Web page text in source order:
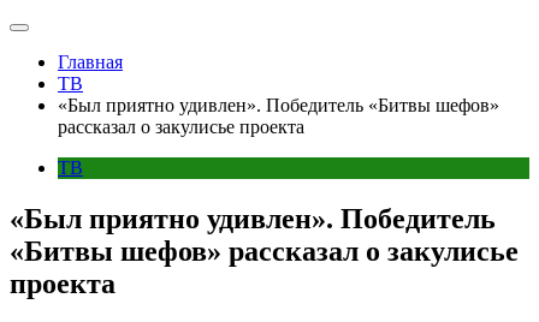
Главная
ТВ
«Был приятно удивлен». Победитель «Битвы шефов»
рассказал о закулисье проекта
ТВ
«Был приятно удивлен». Победитель
«Битвы шефов» рассказал о закулисье
проекта